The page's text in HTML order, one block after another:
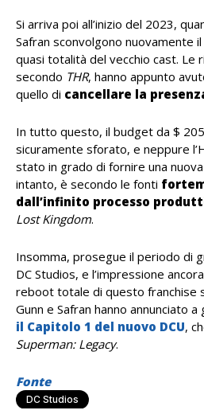
Si arriva poi all’inizio del 2023,
Safran sconvolgono nuovamente
quasi totalità del vecchio cast. Le
secondo THR, hanno appunto
quello di cancellare la
In tutto questo, il budget da $
sicuramente sforato, e neppure
stato in grado di fornire una
intanto, è secondo le fonti
dall’infinito processo
Lost Kingdom.
Insomma, prosegue il periodo di
DC Studios, e l’impressione
reboot totale di questo franchise
Gunn e Safran hanno annunciato
il Capitolo 1 del nuovo DCU,
Superman: Legacy.
Fonte
DC Studios